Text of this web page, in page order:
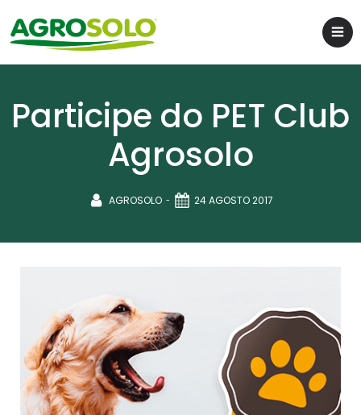
Participe do PET Club
Agrosolo
AGROSOLO - 24 AGOSTO 2017